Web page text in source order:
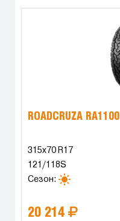
ROADCRUZA RA1100
315x70 R17
121/118S
Сезон:
20 214